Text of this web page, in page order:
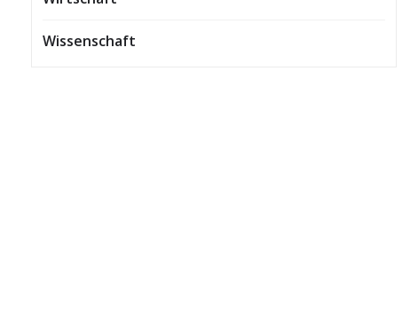
Wissenschaft